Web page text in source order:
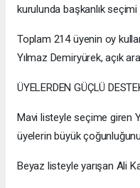
kurulunda başkanlık
Toplam 214 üyenin oy
Yılmaz Demiryürek, açık
ÜYELERDEN GÜÇLÜ
Mavi listeyle seçime giren
üyelerin büyük
Beyaz listeyle yarışan Ali